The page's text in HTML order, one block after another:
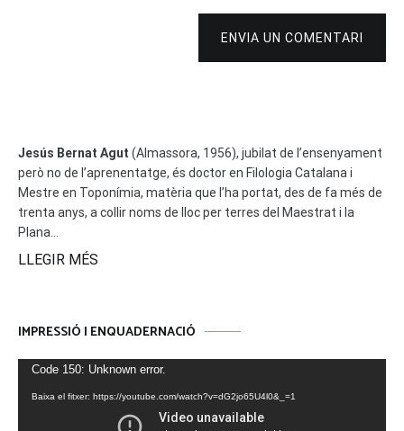
ENVIA UN COMENTARI
Jesús Bernat Agut (Almassora, 1956), jubilat de l’ensenyament
però no de l’aprenentatge, és doctor en Filologia Catalana i
Mestre en Toponímia, matèria que l’ha portat, des de fa més de
trenta anys, a collir noms de lloc per terres del Maestrat i la
Plana...
LLEGIR MÉS
IMPRESSIÓ I ENQUADERNACIÓ
Reproductor
vídeo
Code 150: Unknown error.
Baixa el fitxer: https://youtube.com/watch?v=dG2jo65U4l0&_=1